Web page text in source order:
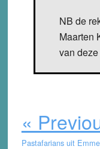
NB de
Maarten
van
«
Pastafarians uit